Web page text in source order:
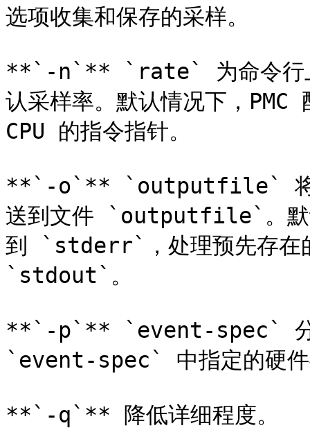
选项收集和保存的采样。
**`-n`** `rate` 为命令行上
认采样率。默认情况下，
CPU 的指令指针。
**`-o`** `outputfile` 将计
送到文件 `outputfile`。默
到 `stderr`，处理预先存在
`stdout`。
**`-p`** `event-spec` 分配
`event-spec` 中指定的硬件
**`-q`** 降低详细程度。